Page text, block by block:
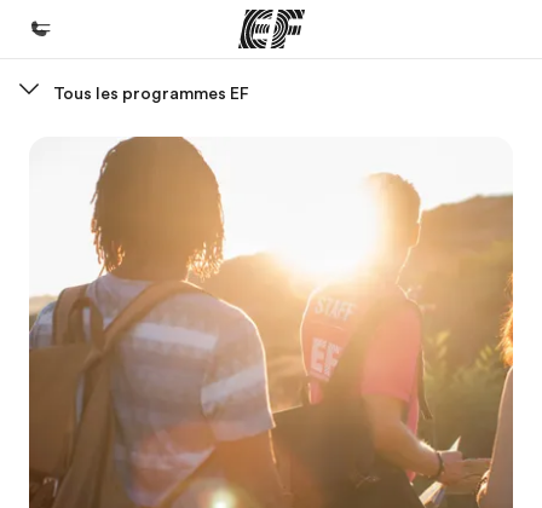
Bienvenue chez EF
Programmes
Bureaux
Trouver un bureau
A propos de nous
Qui sommes-nous ?
EF recrute
Tous les programmes EF